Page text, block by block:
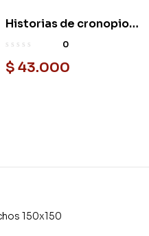
Historias de cronopios
y de famas0
$ 43.000